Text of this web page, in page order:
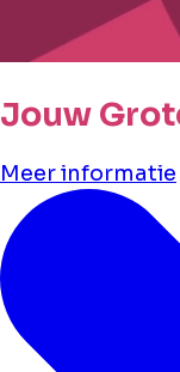
Jouw
Meer informatie